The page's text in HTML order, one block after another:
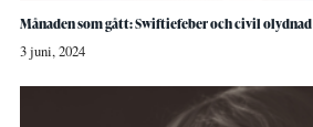
Månaden som gått: Swiftiefeber och civil olydnad
3 juni, 2024